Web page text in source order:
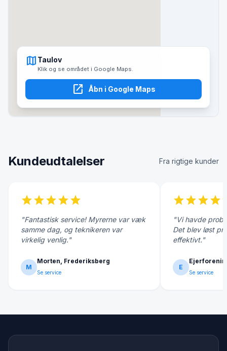
map Taulov
Klik og se området i Google Maps.
open_in_new Åbn i Google Maps
Kundeudtalelser Fra rigtige kunder
starstarstarstarstar
"Fantastisk service! Myrerne var væk
samme dag, og teknikeren var
virkelig venlig."
M
Morten, Frederiksberg
Se service
starstarstarstar
"Vi havde
Det blev løst
effektivt."
E
Se service